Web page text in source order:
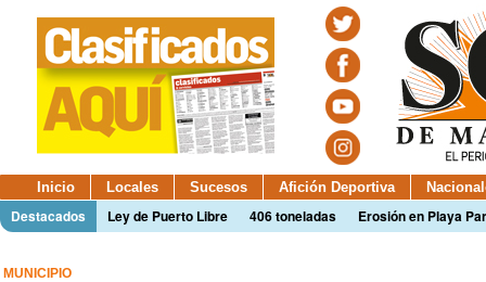
Inicio Locales Sucesos Afición Deportiva
Destacados Ley de Puerto Libre 406 toneladas Erosión en Playa
MUNICIPIO